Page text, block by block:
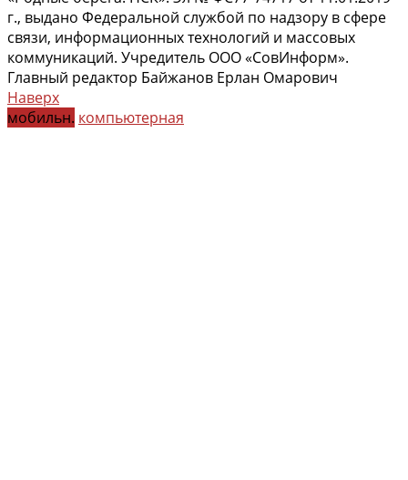
г., выдано Федеральной службой по надзору в сфере
связи, информационных технологий и массовых
коммуникаций. Учредитель ООО «СовИнформ».
Главный редактор Байжанов Ерлан Омарович
Наверх
мобильн. компьютерная